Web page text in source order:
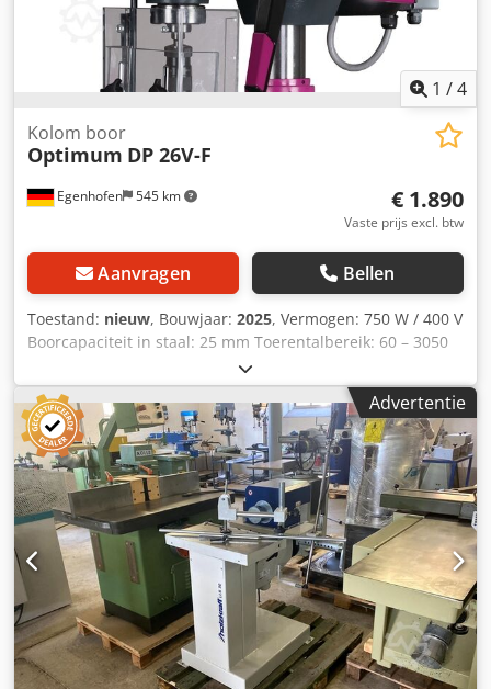
1 /4
Egenhofen 545 km
Kolom boor
Optimum DP 26V-F
€ 1.890
Vaste prijs excl. btw
Aanvragen Bellen
Toestand: nieuw, Bouwjaar: 2025, Vermogen: 750 W / 400 V
Boorcapaciteit in staal: 25 mm Toerentalbereik: 60 – 3050
tpm Spindelopname: MK3 Spindelslag: 95 mm
Spindeluitlading: 209 mm Dedpfx Afoir Embjtswa
Tafelafmeting: 308 mm x 308 mm Snelspanboorkop: 1 – 16
mm Gewicht: 107 kg
Advertentie